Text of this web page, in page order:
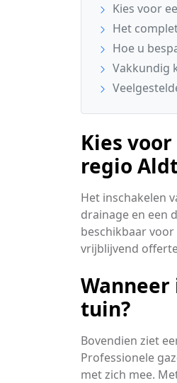
Kies voor
Het
Hoe u
Vakkundig
Kies
regio
Het inschakelen
drainage en een
beschikbaar
vrijblijvend
tuin?
Bovendien ziet
Professionele
met zich mee.